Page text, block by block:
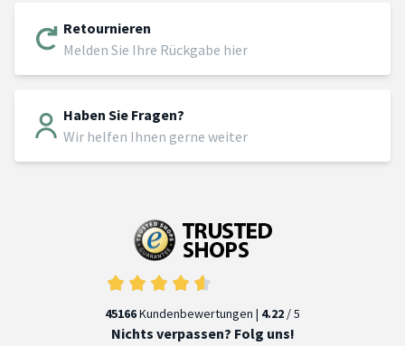
Retournieren
Melden Sie Ihre Rückgabe hier
Haben Sie Fragen?
Wir helfen Ihnen gerne weiter
45166Kundenbewertungen | 4.22 / 5
Nichts verpassen? Folg uns!